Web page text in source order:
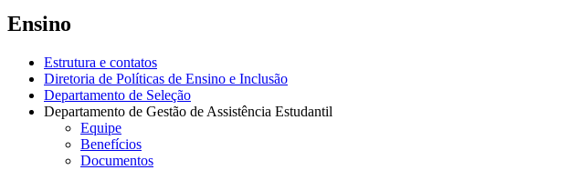
Ensino
Estrutura e contatos
Diretoria de Políticas de Ensino e Inclusão
Departamento de Seleção
Departamento de Gestão de Assistência Estudantil
Equipe
Benefícios
Documentos